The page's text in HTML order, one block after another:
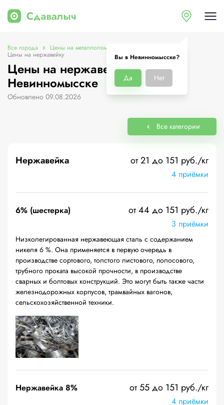
Вы в Невинномысске?
Да Нет
Все города Цены на металлолом в Невинномысске
Цены на нержавейку
Цены на нержавейку в
Невинномысске
Обновлено 09.08.2026
Все категории
Нержавейка от 21 до 151 руб./кг
4 приёмки
6% (шестерка) от 44 до 151 руб./кг
3 приёмки
Низколегированная нержавеющая сталь с содержанием
никеля 6 %. Она применяется в первую очередь в
производстве сортового, толстого листового, полосового,
трубного проката высокой прочности, в производстве
сварных и болтовых конструкций. Это могут быть также части
железнодорожных корпусов, трамвайных вагонов,
сельскохозяйственной техники.
Нержавейка 8% от 55 до 151 руб./кг
4 приёмки